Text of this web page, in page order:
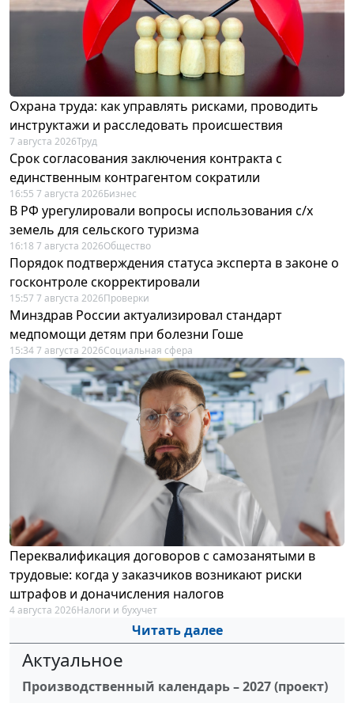
Охрана труда: как управлять рисками, проводить
инструктажи и расследовать происшествия
7 августа 2026Труд
Срок согласования заключения контракта с
единственным контрагентом сократили
16:55 7 августа 2026Бизнес
В РФ урегулировали вопросы использования с/х
земель для сельского туризма
16:18 7 августа 2026Общество
Порядок подтверждения статуса эксперта в законе о
госконтроле скорректировали
15:57 7 августа 2026Проверки
Минздрав России актуализировал стандарт
медпомощи детям при болезни Гоше
15:34 7 августа 2026Социальная сфера
Переквалификация договоров с самозанятыми в
трудовые: когда у заказчиков возникают риски
штрафов и доначисления налогов
4 августа 2026Налоги и бухучет
Читать далее
Актуальное
Производственный календарь – 2027 (проект)